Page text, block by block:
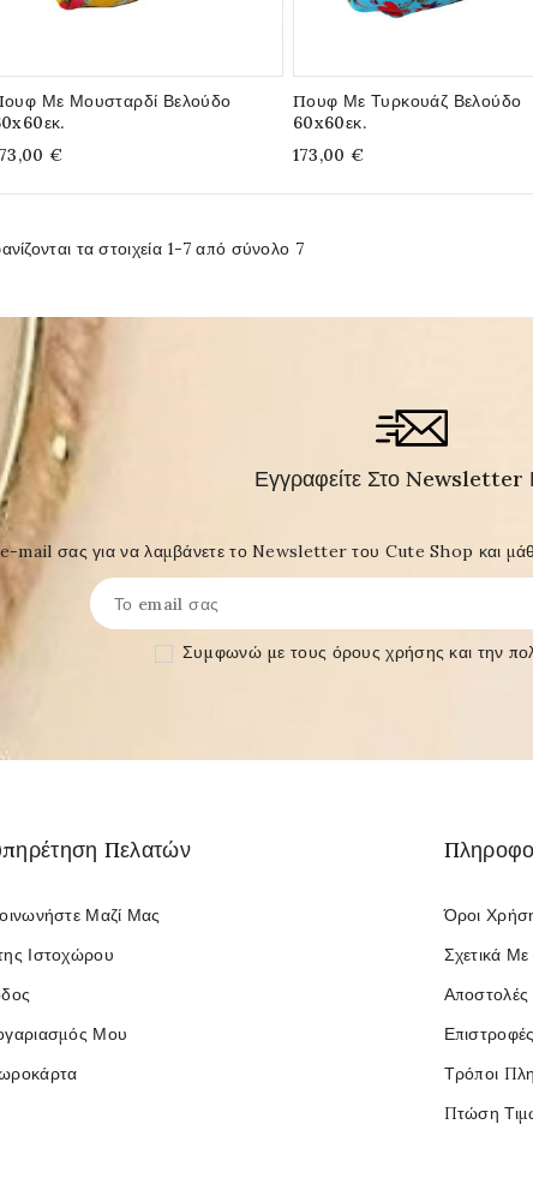
Με Μουσταρδί Βελούδο
€
Πουφ Με Τυρκουάζ Βελούδο
60x60εκ.
173,00 €
τα στοιχεία 1-7 από σύνολο 7
Εγγραφείτε Στο Newsletter
mail σας για να λαμβάνετε το Newsletter του Cute Shop και
Συμφωνώ με τους όρους χρήσης και την
Όροι
Σχετικά
Αποστολές
Επιστροφές
Τρόποι
Πτώση
Πελατών
Μαζί Μας
Ιστοχώρου
Μου